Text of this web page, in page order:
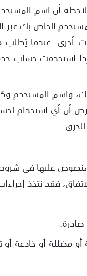
أن اسم
الخاص بك عبر
عندما يُطلب
واسم المستخدم
أن أي استخدام
المنصوص عليها في
فقد نتخذ
صادرة.
مضللة أو خادعة أو